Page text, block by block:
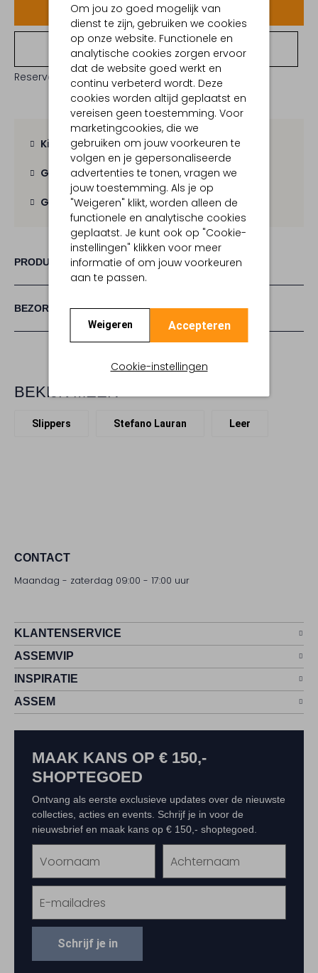
Om jou zo goed mogelijk van
dienst te zijn, gebruiken we cookies
op onze website. Functionele en
analytische cookies zorgen ervoor
dat de website goed werkt en
continu verbeterd wordt. Deze
cookies worden altijd geplaatst en
vereisen geen toestemming. Voor
marketingcookies, die we
gebruiken om jouw voorkeuren te
volgen en je gepersonaliseerde
advertenties te tonen, vragen we
jouw toestemming. Als je op
"Weigeren" klikt, worden alleen de
functionele en analytische cookies
geplaatst. Je kunt ook op "Cookie-
instellingen" klikken voor meer
informatie of om jouw voorkeuren
aan te passen.
Weigeren Accepteren
Cookie-instellingen
Voeg toe
Bekijk winkelvoorraad
Reserveer direct in een van onze 19 boutiques
Kies zelf je bezorgmoment
Gratis verzending vanaf € 100,-
Gratis retourbinnen 30 dagen
PRODUCT INFORMATIE
BEZORGEN & RETOURNEREN
BEKIJK MEER
Slippers Stefano Lauran Leer
CONTACT
Maandag - zaterdag 09:00 - 17:00 uur
KLANTENSERVICE
ASSEMVIP
INSPIRATIE
ASSEM
MAAK KANS OP € 150,-
SHOPTEGOED
Ontvang als eerste exclusieve updates over de nieuwste
collecties, acties en events. Schrijf je in voor de
nieuwsbrief en maak kans op € 150,- shoptegoed.
Schrijf je in